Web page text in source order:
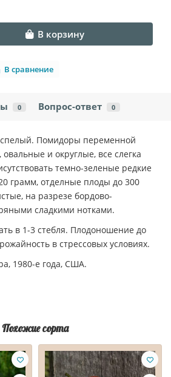
В корзину
В сравнение
0 Вопрос-ответ 0
Помидоры переменной
и округлые, все слегка
темно-зеленые редкие
грамм, отделные плоды до 300
на разрезе бордово-
сладкими нотками.
в 1-3 стебля. Плодоношение до
в стрессовых условиях.
1980-е года, США.
Похожие сорта